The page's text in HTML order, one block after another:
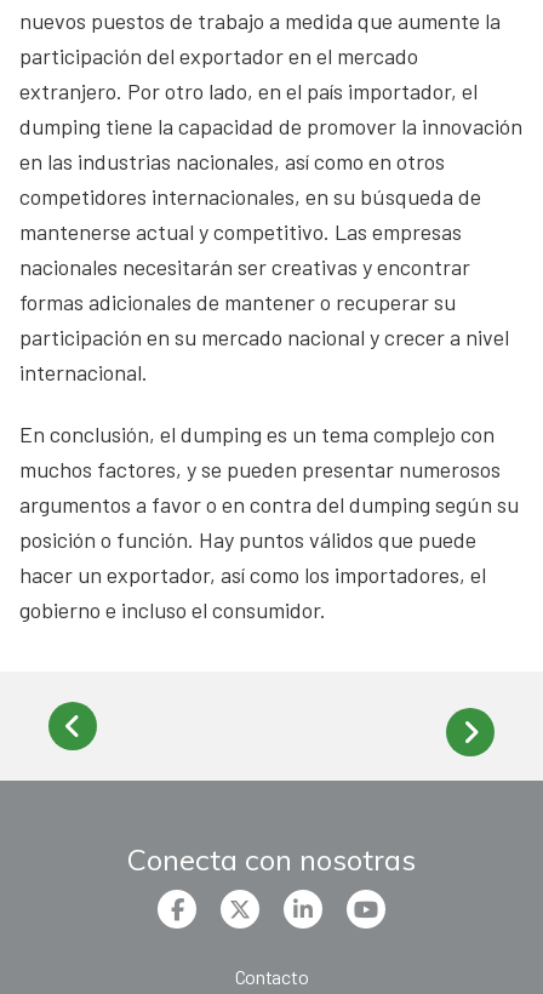
nuevos puestos de trabajo a medida que aumente la
participación del exportador en el mercado
extranjero. Por otro lado, en el país importador, el
dumping tiene la capacidad de promover la innovación
en las industrias nacionales, así como en otros
competidores internacionales, en su búsqueda de
mantenerse actual y competitivo. Las empresas
nacionales necesitarán ser creativas y encontrar
formas adicionales de mantener o recuperar su
participación en su mercado nacional y crecer a nivel
internacional.
En conclusión, el dumping es un tema complejo con
muchos factores, y se pueden presentar numerosos
argumentos a favor o en contra del dumping según su
posición o función. Hay puntos válidos que puede
hacer un exportador, así como los importadores, el
gobierno e incluso el consumidor.
Conecta con nosotras
Contacto